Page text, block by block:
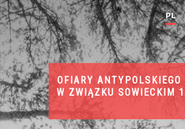
PL
OFIARY ANTYPOLSKIEGO
W ZWIĄZKU SOWIECKIM